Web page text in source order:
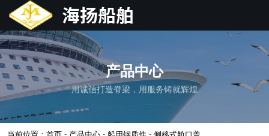
产品中心
用诚信打造脊梁，用服务铸就辉煌
- - -